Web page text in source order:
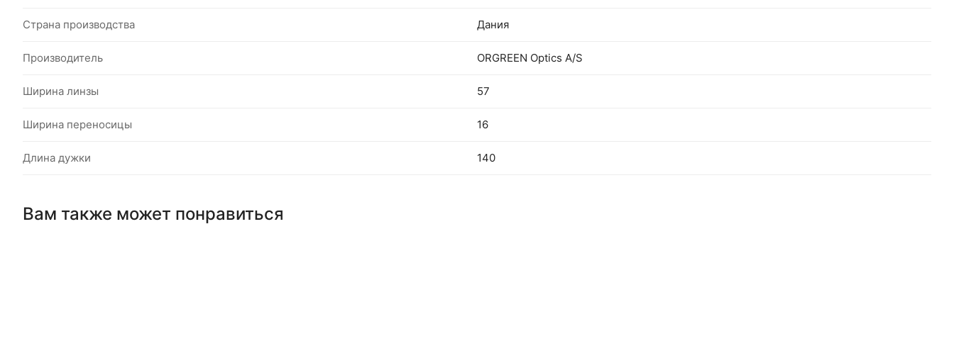
Страна производства Дания
Производитель ORGREEN Optics A/S
Ширина линзы 57
Ширина переносицы 16
Длина дужки 140
Вам также может понравиться